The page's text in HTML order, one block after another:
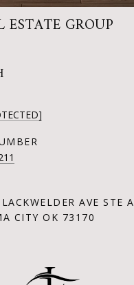
ESTATE GROUP
AVE STE A
CITY OK 73170